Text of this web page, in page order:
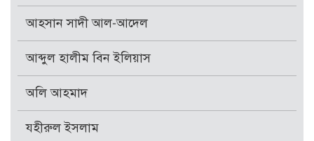
আহসান সাদী আল-আদেল
আব্দুল হালীম বিন ইলিয়াস
অলি আহমাদ
যহীরুল ইসলাম